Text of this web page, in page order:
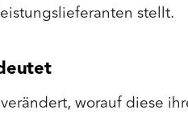
stellt.
worauf diese